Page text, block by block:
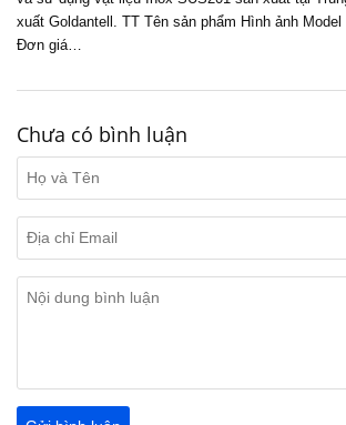
xuất Goldantell. TT Tên sản phẩm Hình ảnh
Đơn giá…
Chưa có bình luận